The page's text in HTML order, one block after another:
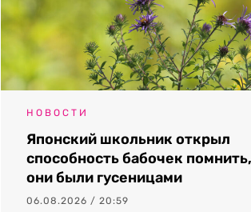
НОВОСТИ
Японский школьник открыл
способность бабочек
они были гусеницами
06.08.2026 / 20:59